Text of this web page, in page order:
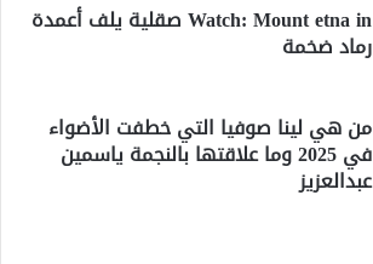
Watch: Mount etna in صقلية يلف أعمدة
رماد ضخمة
من هي لينا صوفيا التي خطفت الأضواء
في 2025 وما علاقتها بالنجمة ياسمين
عبدالعزيز